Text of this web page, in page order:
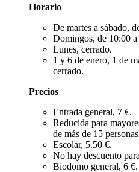
Horario
De martes a sábado,
Domingos, de 10:00 a
Lunes, cerrado.
1 y 6 de enero, 1 de
cerrado.
Precios
Entrada general, 7 €.
Reducida para
de más de 15
Escolar, 5.50 €.
No hay descuento
Biodomo general, 6 €.